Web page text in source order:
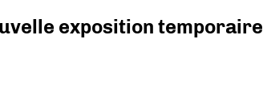
exposition